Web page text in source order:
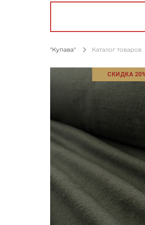
"Купава" Каталог товаров
СКИДКА